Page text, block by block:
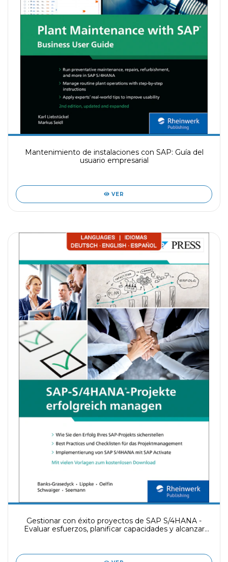
Mantenimiento de instalaciones con SAP: Guía del
usuario empresarial
VER
Gestionar con éxito proyectos de SAP S/4HANA -
Evaluar esfuerzos, planificar capacidades y alcanzar